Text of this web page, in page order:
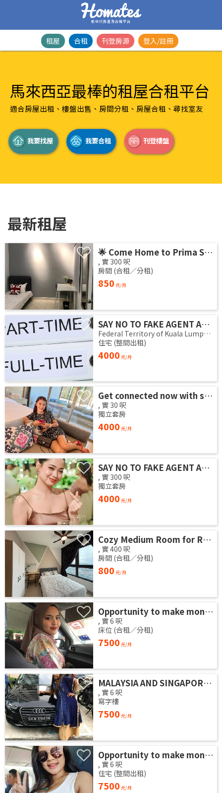
新世代房產及合租平台
租屋 合租 刊登房源 登入/註冊
馬來西亞最棒的租屋合租平台
適合房屋出租、樓盤出售、房間分租、房屋合租、尋找室友
我要找屋 我要合租 刊登樓盤
最新租屋
🌟 Come Home to Prima Setapak, KL 🌟 🏡 Fully Furnished Master Bedroom for Rent (Up to 2 Pax)
, 實 300 呎
房間 (合租／分租)
850 元/月
SAY NO TO FAKE AGENT AND LET PUT AN END TO DOES FRAUDULENT AGENT
Federal Territory of Kuala Lumpur
住宅 (整間出租)
4000 元/月
Get connected now with single horny moms who offer good cash
, 實 30 呎
獨立套房
4000 元/月
SAY NO TO FAKE AGENT AND LET PUT AN END TO DOES FRAUDULENT AGENT
, 實 300 呎
獨立套房
4000 元/月
Cozy Medium Room for Rent
, 實400 呎
房間 (合租／分租)
800 元/月
Opportunity to make money Rm7,500 every day, (TELEGRAM @hookupagencyy7) (WHATSAPP US:+60162907908).
, 實6 呎
床位 (合租／分租)
7500 元/月
MALAYSIA AND SINGAPORE JOB VACANCY, PAY RM7,500 PER DAY (TELEGRAM @hookupagencyy7) ((WHATSAPP US:+60162907908)
, 實6 呎
寫字樓
7500 元/月
Opportunity to make money Rm7,500 every day, (TELEGRAM @hookupagencyy7) (WHATSAPP US:+60162907908).
, 實6 呎
住宅 (整間出租)
7500 元/月